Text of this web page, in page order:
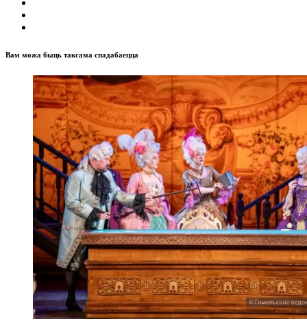
Вам можа быць таксама спадабаецца